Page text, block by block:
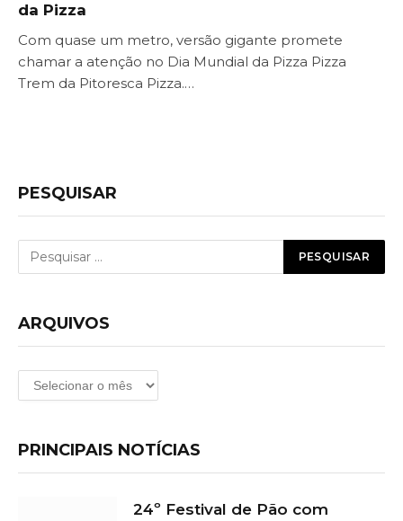
da Pizza
Com quase um metro, versão gigante promete
chamar a atenção no Dia Mundial da Pizza Pizza
Trem da Pitoresca Pizza.…
PESQUISAR
ARQUIVOS
Arquivos
PRINCIPAIS NOTÍCIAS
24º Festival de Pão com